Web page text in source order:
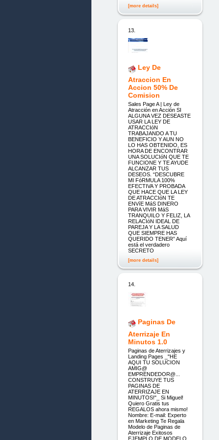
[more details]
13.
Ley De
Atraccion En
Accion 50% De
Comision
Sales Page A | Ley de
Atracción en Acción SI
ALGUNA VEZ DESEASTE
USAR LA LEY DE
ATRACCIóN
TRABAJANDO A TU
BENEFICIO Y AUN NO
LO HAS OBTENIDO, ES
HORA DE ENCONTRAR
UNA SOLUCIóN QUE TE
FUNCIONE Y TE AYUDE
ALCANZAR TUS
DESEOS. “DESCUBRE
MI FóRMULA 100%
EFECTIVA Y PROBADA
QUE HACE QUE LA LEY
DE ATRACCIóN TE
ENVíE MáS DINERO
PARA VIVIR MáS
TRANQUILO Y FELIZ, LA
RELACIóN IDEAL DE
PAREJA Y LA SALUD
QUE SIEMPRE HAS
QUERIDO TENER” Aquí
está el verdadero
SECRETO
[more details]
14.
Paginas De
Aterrizaje En
Minutos 1.0
Paginas de Aterrizajes y
Landing Pages _"HE
AQUI TU SOLUCION
AMIG@
EMPRENDEDOR@...
CONSTRUYE TUS
PAGINAS DE
ATERRIZAJE EN
MINUTOS!"_ Si Miguel!
Quiero Gratis tus
REGALOS ahora mismo!
Nombre: E-mail: Experto
en Marketing Te Regala
Modelo de Paginas de
Aterrizaje Exitosos
EJEMPLO DE MODELO